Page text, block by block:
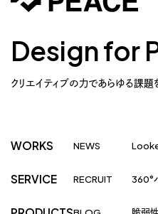
Design for
クリエイティブの力であらゆる課題
WORKS
SERVICE
NEWS
RECRUIT 360°